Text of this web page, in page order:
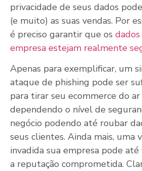
privacidade de seus dados
(e muito) as suas vendas. Por
é preciso garantir que os
empresa estejam realmente
Apenas para exemplificar, um
ataque de phishing pode ser
para tirar seu ecommerce do ar
dependendo o nível de
negócio podendo até roubar
seus clientes. Ainda mais, uma
invadida sua empresa pode até
a reputação comprometida.